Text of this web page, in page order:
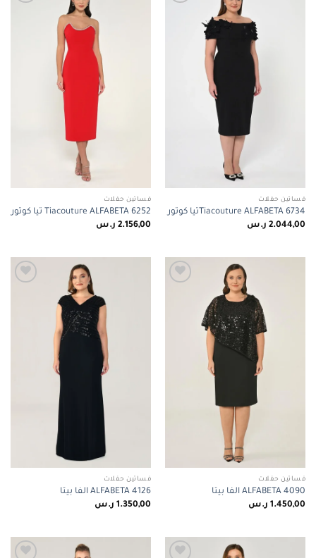
فساتين حفلات
Tiacouture ALFABETA 6734تيا كوتور
2.044,00 ر.س
فساتين حفلات
Tiacouture ALFABETA 6252 تيا كوتور
2.156,00 ر.س
فساتين حفلات
ALFABETA 4090 الفا بيتا
1.450,00 ر.س
فساتين حفلات
ALFABETA 4126 الفا بيتا
1.350,00 ر.س